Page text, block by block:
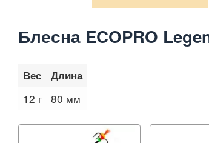
Блесна ECOPRO
Вес Длина
12 г 80 мм